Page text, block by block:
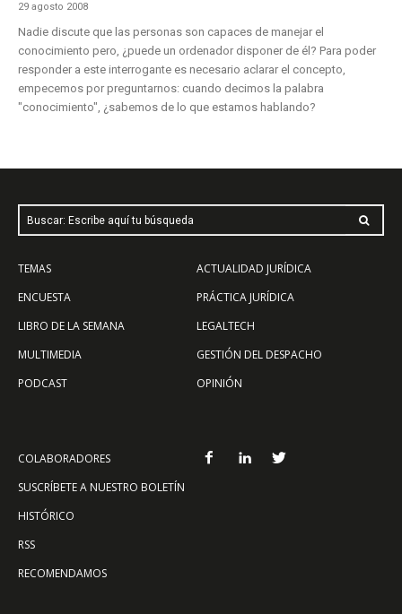
29 agosto 2008
Nadie discute que las personas son capaces de manejar el
conocimiento pero, ¿puede un ordenador disponer de él? Para poder
responder a este interrogante es necesario aclarar el concepto,
empecemos por preguntarnos: cuando decimos la palabra
"conocimiento", ¿sabemos de lo que estamos hablando?
Buscar: Escribe aquí tu búsqueda
TEMAS
ENCUESTA
LIBRO DE LA SEMANA
MULTIMEDIA
PODCAST
ACTUALIDAD JURÍDICA
PRÁCTICA JURÍDICA
LEGALTECH
GESTIÓN DEL DESPACHO
OPINIÓN
COLABORADORES
SUSCRÍBETE A NUESTRO BOLETÍN
HISTÓRICO
RSS
RECOMENDAMOS